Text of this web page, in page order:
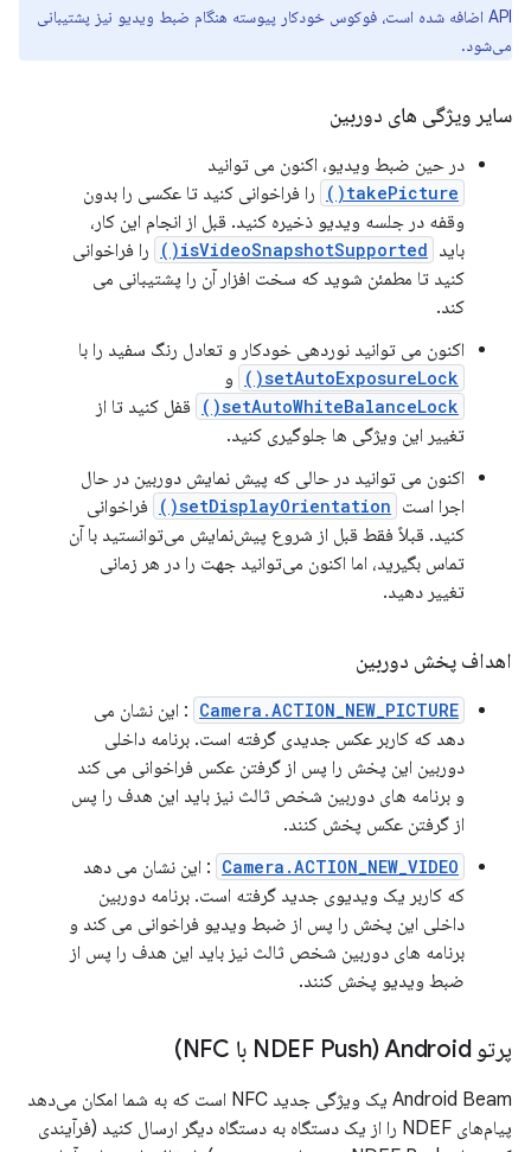
API اضافه شده است، فوکوس خودکار پیوسته هنگام ضبط ویدیو نیز پشتیبانی
می‌شود.
سایر ویژگی های دوربین
در حین ضبط ویدیو، اکنون می توانید
takePicture()
را فراخوانی کنید تا عکسی را بدون
وقفه در جلسه ویدیو ذخیره کنید. قبل از انجام این کار،
باید isVideoSnapshotSupported()
را فراخوانی
کنید تا مطمئن شوید که سخت افزار آن را پشتیبانی می
کند.
اکنون می توانید نوردهی خودکار و تعادل رنگ سفید را با
setAutoExposureLock() و
setAutoWhiteBalanceLock()
قفل کنید تا از
تغییر این ویژگی ها جلوگیری کنید.
اکنون می توانید در حالی که پیش نمایش دوربین در حال
اجرا است setDisplayOrientation()
فراخوانی
کنید. قبلاً فقط قبل از شروع پیش‌نمایش می‌توانستید با آن
تماس بگیرید، اما اکنون می‌توانید جهت را در هر زمانی
تغییر دهید.
اهداف پخش دوربین
Camera.ACTION_NEW_PICTURE : این نشان می
دهد که کاربر عکس جدیدی گرفته است. برنامه داخلی
دوربین این پخش را پس از گرفتن عکس فراخوانی می کند
و برنامه های دوربین شخص ثالث نیز باید این هدف را پس
از گرفتن عکس پخش کنند.
Camera.ACTION_NEW_VIDEO : این نشان می دهد
که کاربر یک ویدیوی جدید گرفته است. برنامه دوربین
داخلی این پخش را پس از ضبط ویدیو فراخوانی می کند و
برنامه های دوربین شخص ثالث نیز باید این هدف را پس از
ضبط ویدیو پخش کنند.
پرتو Android (NDEF Push با NFC)
Android Beam یک ویژگی جدید NFC است که به شما امکان می‌دهد
پیام‌های NDEF را از یک دستگاه به دستگاه دیگر ارسال کنید (فرآیندی